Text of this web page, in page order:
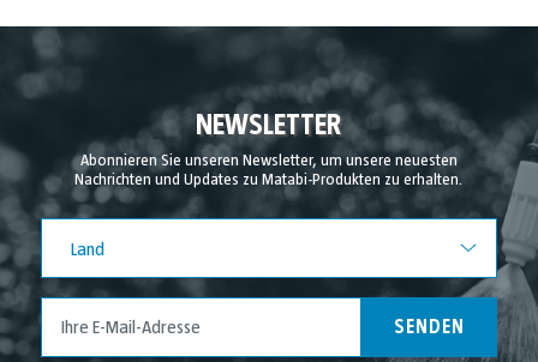
NEWSLETTER
Abonnieren Sie unseren Newsletter, um unsere neuesten
Nachrichten und Updates zu Matabi-Produkten zu erhalten.
Land
SENDEN